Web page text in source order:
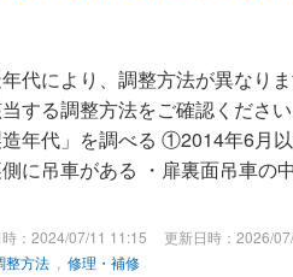
代により、調整方法が異なり
する調整方法をご確認くださ
造年代」を調べる ①2014年6月
に吊車がある ・扉裏面吊車の
：2024/07/11 11:15 更新日時：2026/
整方法, 修理・補修